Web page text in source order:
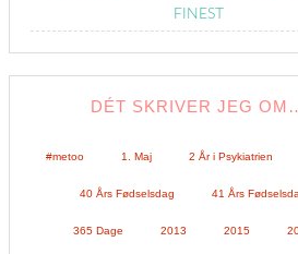
FINEST
DÉT SKRIVER JEG
#metoo 1. Maj 2 År i Psykiatrien
40 Års Fødselsdag 41 Års
365 Dage 2013 2015